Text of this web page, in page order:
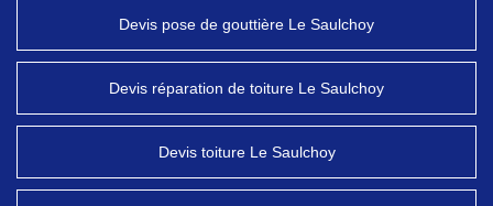
Devis pose de gouttière Le Saulchoy
Devis réparation de toiture Le Saulchoy
Devis toiture Le Saulchoy